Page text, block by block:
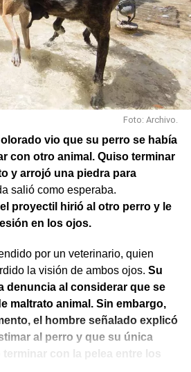
Foto: Archivo.
vio que su perro se había
con otro animal. Quiso terminar
y arrojó una piedra para
salió como esperaba.
el proyectil hirió al otro perro y le
en los ojos.
por un veterinario, quien
la visión de ambos ojos. Su
denuncia al considerar que se
maltrato animal. Sin embargo,
el hombre señalado explicó
al perro y que su única
con la pelea entre los